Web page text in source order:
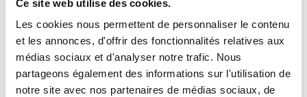
Ce site web utilise des cookies.
Les cookies nous permettent de personnaliser le contenu
et les annonces, d'offrir des fonctionnalités relatives aux
médias sociaux et d'analyser notre trafic. Nous
partageons également des informations sur l'utilisation de
notre site avec nos partenaires de médias sociaux, de
l’organisation de cet événement, ainsi que Thierry Chambost
pour son accueil et cette belle mise en lumière de l’innovation
dans notre secteur. Merci également à tous les artisans et
professionnels présents pour leurs échanges, leur curiosité et
leur confiance.